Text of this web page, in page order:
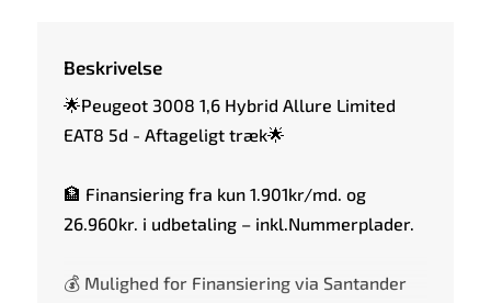
Beskrivelse
🌟Peugeot 3008 1,6 Hybrid Allure Limited
EAT8 5d - Aftageligt træk🌟
🏦 Finansiering fra kun 1.901kr/md. og
26.960kr. i udbetaling – inkl.Nummerplader.
💰 Mulighed for Finansiering via Santander